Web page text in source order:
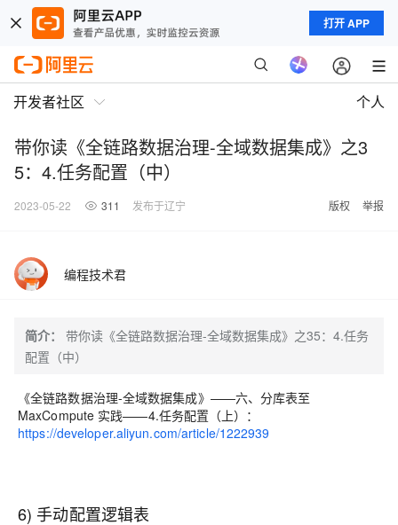
打开 APP
开发者社区 个人
带你读《全链路数据治理-全域数据集成》之3
5：4.任务配置（中）
2023-05-22 311 发布于辽宁 版权 举报
编程技术君
简介：
带你读《全链路数据治理-全域数据集成》之35：4.任务
配置（中）
《全链路数据治理-全域数据集成》——六、分库表至
MaxCompute 实践——4.任务配置（上）：
https://developer.aliyun.com/article/1222939
6) 手动配置逻辑表